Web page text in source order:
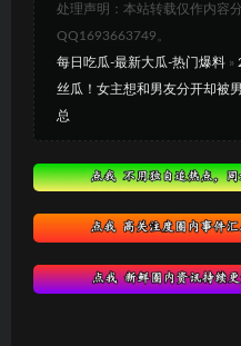
处理声明：本站转载仅作内容
QQ1693663749。
每日吃瓜-最新大瓜-热门爆料 »
丝瓜！女主想和男友分开却被
总